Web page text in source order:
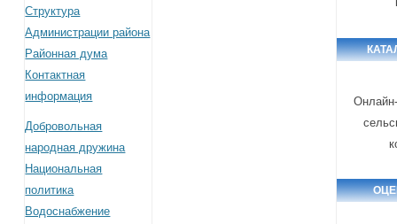
Структура
Администрации района
Районная дума
Контактная
информация
Добровольная
народная дружина
Национальная
политика
Водоснабжение